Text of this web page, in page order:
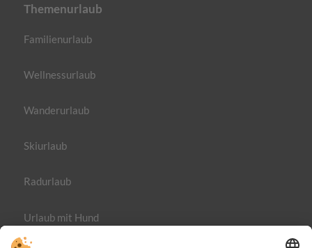
Themenurlaub
Familienurlaub
Wellnessurlaub
Wanderurlaub
Skiurlaub
Radurlaub
Urlaub mit Hund